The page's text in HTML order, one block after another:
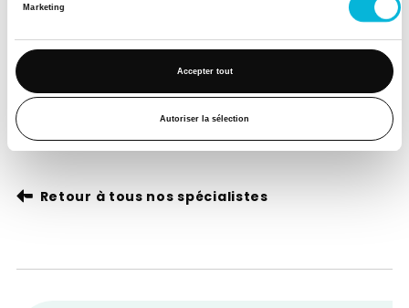
Marketing
Accepter tout
Autoriser la sélection
Présentation
Consultation ORL pédiatrique
Médecin référent pour le dépistage auditif des
nouveau-nés
Retour à tous nos spécialistes